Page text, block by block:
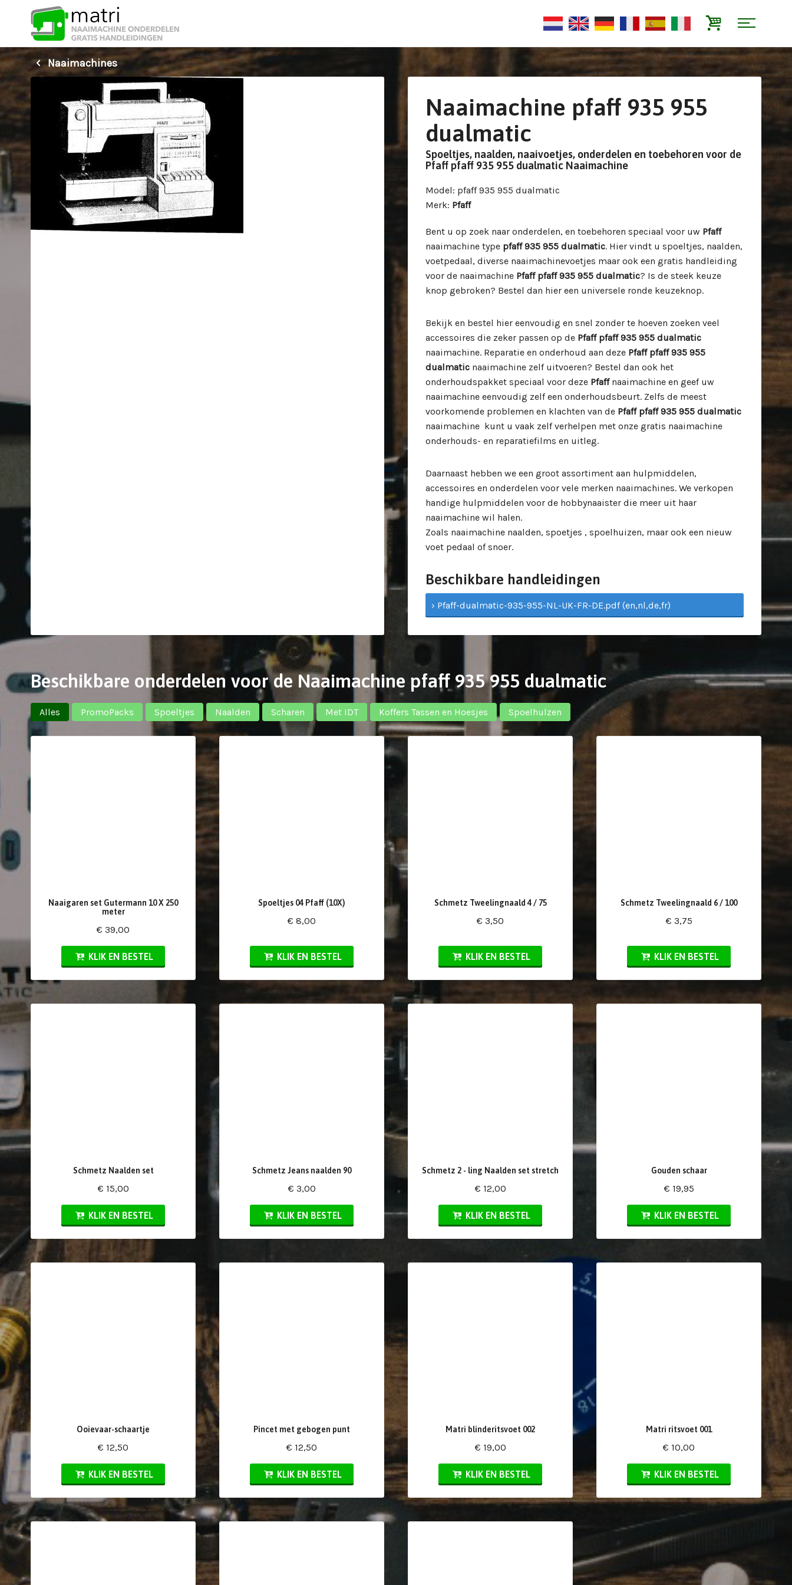
Naaimachines
Naaimachine pfaff 935 955
dualmatic
Spoeltjes, naalden, naaivoetjes, onderdelen en toebehoren voor de
Pfaff pfaff 935 955 dualmatic Naaimachine
Model: pfaff 935 955 dualmatic
Merk: Pfaff
Bent u op zoek naar onderdelen, en toebehoren speciaal voor uw Pfaff
naaimachine type pfaff 935 955 dualmatic. Hier vindt u spoeltjes, naalden,
voetpedaal, diverse naaimachinevoetjes maar ook een gratis handleiding
voor de naaimachine Pfaff pfaff 935 955 dualmatic? Is de steek keuze
knop gebroken? Bestel dan hier een universele ronde keuzeknop.
Bekijk en bestel hier eenvoudig en snel zonder te hoeven zoeken veel
accessoires die zeker passen op de Pfaff pfaff 935 955 dualmatic
naaimachine. Reparatie en onderhoud aan deze Pfaff pfaff 935 955
dualmatic naaimachine zelf uitvoeren? Bestel dan ook het
onderhoudspakket speciaal voor deze Pfaffnaaimachine en geef uw
naaimachine eenvoudig zelf een onderhoudsbeurt. Zelfs de meest
voorkomende problemen en klachten van de Pfaff pfaff 935 955 dualmatic
naaimachine kunt u vaak zelf verhelpen met onze gratis naaimachine
onderhouds- en reparatiefilms en uitleg.
Daarnaast hebben we een groot assortiment aan hulpmiddelen,
accessoires en onderdelen voor vele merken naaimachines. We verkopen
handige hulpmiddelen voor de hobbynaaister die meer uit haar
naaimachine wil halen.
Zoals naaimachine naalden, spoetjes , spoelhuizen, maar ook een nieuw
voet pedaal of snoer.
Beschikbare handleidingen
› Pfaff-dualmatic-935-955-NL-UK-FR-DE.pdf (en,nl,de,fr)
Beschikbare onderdelen voor de Naaimachine pfaff 935 955 dualmatic
Alles PromoPacks Spoeltjes Naalden Scharen Met IDT Koffers Tassen en Hoesjes Spoelhulzen
Naaigaren set Gutermann 10 X 250
meter
€ 39,00
KLIK EN BESTEL
Spoeltjes 04 Pfaff (10X)
€ 8,00
KLIK EN BESTEL
Schmetz Tweelingnaald 4 / 75
€ 3,50
KLIK EN BESTEL
Schmetz Tweelingnaald 6 / 100
€ 3,75
KLIK EN BESTEL
Schmetz Naalden set
€ 15,00
KLIK EN BESTEL
Schmetz Jeans naalden 90
€ 3,00
KLIK EN BESTEL
Schmetz 2 - ling Naalden set stretch
€ 12,00
KLIK EN BESTEL
Gouden schaar
€ 19,95
KLIK EN BESTEL
Ooievaar-schaartje
€ 12,50
KLIK EN BESTEL
Pincet met gebogen punt
€ 12,50
KLIK EN BESTEL
Matri blinderitsvoet 002
€ 19,00
KLIK EN BESTEL
Matri ritsvoet 001
€ 10,00
KLIK EN BESTEL